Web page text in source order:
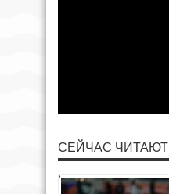
СЕЙЧАС ЧИТАЮТ